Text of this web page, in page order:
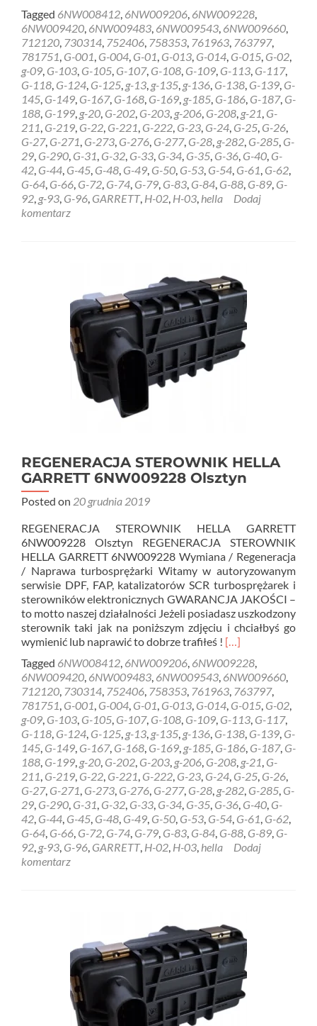
about
REGENERACJA
STEROWNIK
HELLA
GARRETT
6NW009228
Ełk
Tagged 6NW008412, 6NW009206, 6NW009228,
6NW009420, 6NW009483, 6NW009543, 6NW009660,
712120, 730314, 752406, 758353, 761963, 763797,
781751, G-001, G-004, G-01, G-013, G-014, G-015, G-02,
g-09, G-103, G-105, G-107, G-108, G-109, G-113, G-117,
G-118, G-124, G-125, g-13, g-135, g-136, G-138, G-139, G-
145, G-149, G-167, G-168, G-169, g-185, G-186, G-187, G-
188, G-199, g-20, G-202, G-203, g-206, G-208, g-21, G-
211, G-219, G-22, G-221, G-222, G-23, G-24, G-25, G-26,
G-27, G-271, G-273, G-276, G-277, G-28, g-282, G-285, G-
29, G-290, G-31, G-32, G-33, G-34, G-35, G-36, G-40, G-
42, G-44, G-45, G-48, G-49, G-50, G-53, G-54, G-61, G-62,
G-64, G-66, G-72, G-74, G-79, G-83, G-84, G-88, G-89, G-
92, g-93, G-96, GARRETT, H-02, H-03, hella
Dodaj
komentarz
REGENERACJA STEROWNIK HELLA
GARRETT 6NW009228 Olsztyn
Posted on 20 grudnia 2019
REGENERACJA STEROWNIK HELLA GARRETT
6NW009228 Olsztyn REGENERACJA STEROWNIK
HELLA GARRETT 6NW009228 Wymiana / Regeneracja
/ Naprawa turbosprężarki Witamy w autoryzowanym
serwisie DPF, FAP, katalizatorów SCR turbosprężarek i
sterowników elektronicznych GWARANCJA JAKOŚCI –
to motto naszej działalności Jeżeli posiadasz uszkodzony
sterownik taki jak na poniższym zdjęciu i chciałbyś go
wymienić lub naprawić to dobrze trafiłeś ! Read
about
REGENERACJA
STEROWNIK
HELLA
GARRETT
6NW009228
Olsztyn
[…]
Tagged 6NW008412, 6NW009206, 6NW009228,
6NW009420, 6NW009483, 6NW009543, 6NW009660,
712120, 730314, 752406, 758353, 761963, 763797,
781751, G-001, G-004, G-01, G-013, G-014, G-015, G-02,
g-09, G-103, G-105, G-107, G-108, G-109, G-113, G-117,
G-118, G-124, G-125, g-13, g-135, g-136, G-138, G-139, G-
145, G-149, G-167, G-168, G-169, g-185, G-186, G-187, G-
188, G-199, g-20, G-202, G-203, g-206, G-208, g-21, G-
211, G-219, G-22, G-221, G-222, G-23, G-24, G-25, G-26,
G-27, G-271, G-273, G-276, G-277, G-28, g-282, G-285, G-
29, G-290, G-31, G-32, G-33, G-34, G-35, G-36, G-40, G-
42, G-44, G-45, G-48, G-49, G-50, G-53, G-54, G-61, G-62,
G-64, G-66, G-72, G-74, G-79, G-83, G-84, G-88, G-89, G-
92, g-93, G-96, GARRETT, H-02, H-03, hella
Dodaj
komentarz